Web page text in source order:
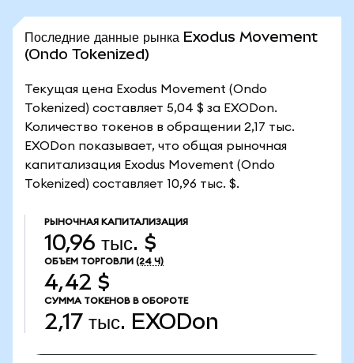
Последние данные рынка Exodus Movement
(Ondo Tokenized)
Текущая цена Exodus Movement (Ondo
Tokenized) составляет 5,04 $ за EXODon.
Количество токенов в обращении 2,17 тыс.
EXODon показывает, что общая рыночная
капитализация Exodus Movement (Ondo
Tokenized) составляет 10,96 тыс. $.
РЫНОЧНАЯ КАПИТАЛИЗАЦИЯ
10,96 тыс. $
ОБЪЕМ ТОРГОВЛИ (24 Ч)
4,42 $
СУММА ТОКЕНОВ В ОБОРОТЕ
2,17 тыс. EXODon